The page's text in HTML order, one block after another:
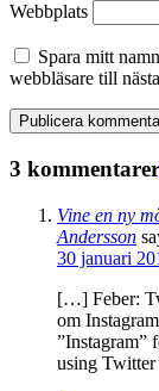
Webbplats
Spara mitt
webbläsare till
3 kommentarer
Vine en ny
Andersson
30 januari
[…] Feber:
om
”Instagram”
using